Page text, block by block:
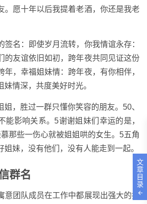
。愿十年以后我提着老酒，你还是我老
签名：即使岁月流转，你我情谊永存：
的友谊依旧如初，跨年夜共同见证这份
年，幸福姐妹情：跨年夜，有你相伴，
情深，共度美好时光。
姐，胜过一群只懂你笑容的朋友。50、
能影响关系。5谢谢姐妹们幸运的是，
那些一伤心就被姐姐哄的女生。5五角
姐妹，没有他们，没有人能走到一起。
群名
意团队成员在工作中都展现出强大的执
文
章
目
录